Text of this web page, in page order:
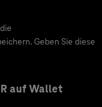
Geben Sie diese
auf Wallet